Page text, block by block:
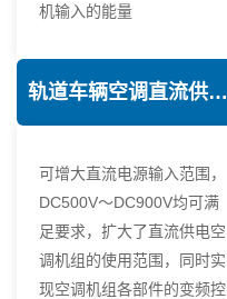
机输入的能量
轨道车辆空调直流供电技术
可增大直流电源输入范围，
DC500V～DC900V均可满
足要求，扩大了直流供电空
调机组的使用范围，同时实
现空调机组各部件的变频控